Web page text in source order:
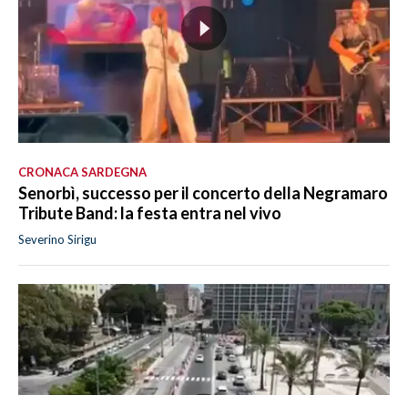
CRONACA SARDEGNA
Senorbì, successo per il concerto della Negramaro
Tribute Band: la festa entra nel vivo
Severino Sirigu